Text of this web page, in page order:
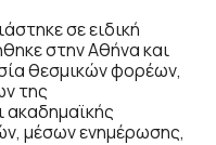
σε ειδική
στην Αθήνα και
θεσμικών φορέων,
της
ακαδημαϊκής
μέσων ενημέρωσης,